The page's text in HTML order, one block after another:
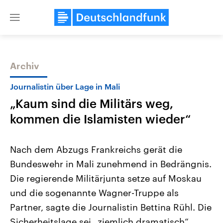
Close
Themen
Landtagswahl Sachsen-Anhalt
2026
Alle Informationen
Sachsen-Anhalt wählt am 6.
September 2026 einen neuen
Landtag. Seit 2021 wird das
Bundesland von einer Koalition aus
Aktuelle Beiträge,
Hintergründe
Wirtschaftlich und
gehören die Vereinigten
den mächtigsten Ländern
mit großem Einfluss auf
Archiv
Journalistin über Lage in Mali
„Kaum sind die Militärs weg,
kommen die Islamisten wieder“
Nach dem Abzugs Frankreichs gerät die
Bundeswehr in Mali zunehmend in Bedrängnis.
Die regierende Militärjunta setze auf Moskau
und die sogenannte Wagner-Truppe als
Partner, sagte die Journalistin Bettina Rühl. Die